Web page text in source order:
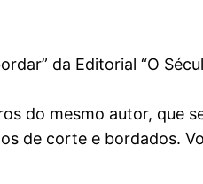
da Editorial “O
do mesmo autor, que
de corte e bordados.